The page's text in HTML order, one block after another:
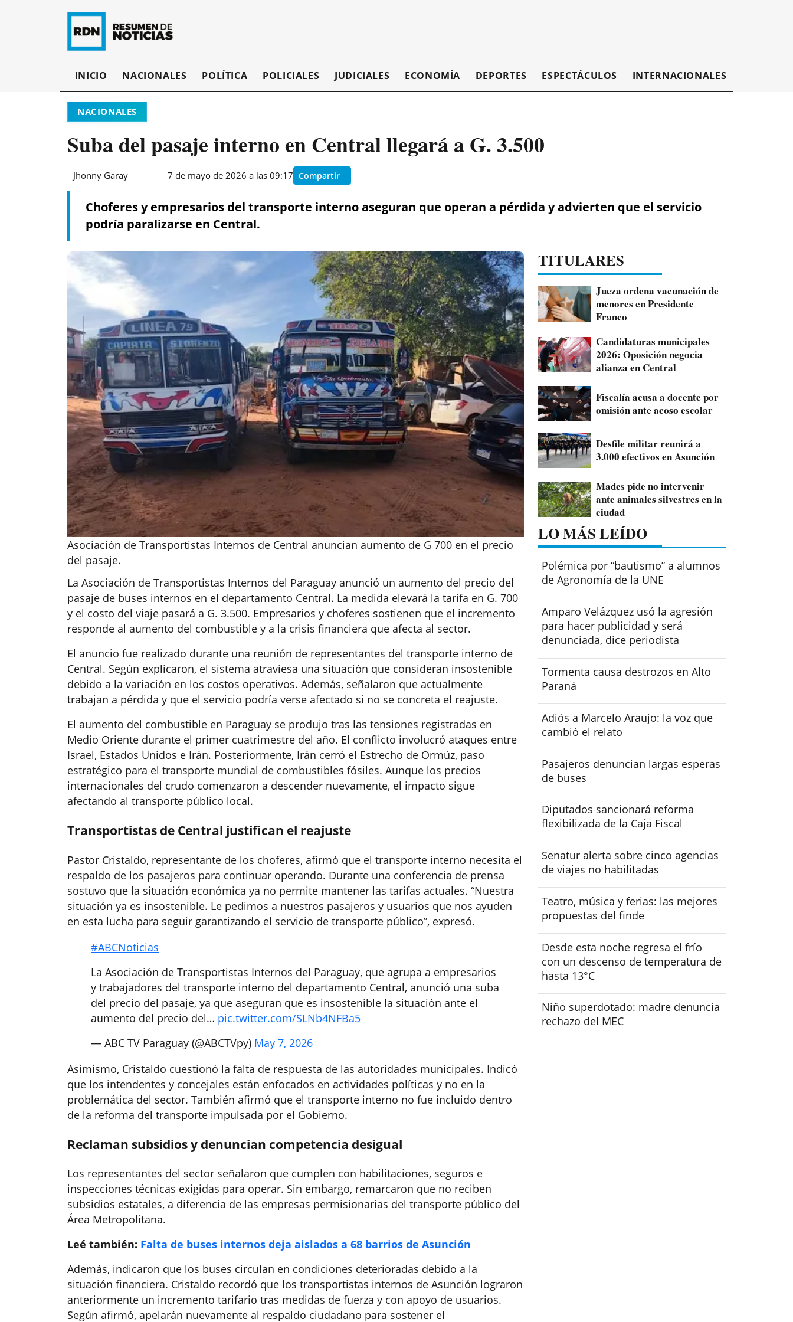
INICIO NACIONALES POLÍTICA POLICIALES JUDICIALES ECONOMÍA DEPORTES ESPECTÁCULOS INTERNACIONALES
NACIONALES
Suba del pasaje interno en Central llegará a G. 3.500
Jhonny Garay 7 de mayo de 2026 a las 09:17 Compartir
Choferes y empresarios del transporte interno aseguran que operan a pérdida y advierten que el servicio
podría paralizarse en Central.
Asociación de Transportistas Internos de Central anuncian aumento de G 700 en el precio
del pasaje.
La Asociación de Transportistas Internos del Paraguay anunció un aumento del precio del
pasaje de buses internos en el departamento Central. La medida elevará la tarifa en G. 700
y el costo del viaje pasará a G. 3.500. Empresarios y choferes sostienen que el incremento
responde al aumento del combustible y a la crisis financiera que afecta al sector.
El anuncio fue realizado durante una reunión de representantes del transporte interno de
Central. Según explicaron, el sistema atraviesa una situación que consideran insostenible
debido a la variación en los costos operativos. Además, señalaron que actualmente
trabajan a pérdida y que el servicio podría verse afectado si no se concreta el reajuste.
El aumento del combustible en Paraguay se produjo tras las tensiones registradas en
Medio Oriente durante el primer cuatrimestre del año. El conflicto involucró ataques entre
Israel, Estados Unidos e Irán. Posteriormente, Irán cerró el Estrecho de Ormúz, paso
estratégico para el transporte mundial de combustibles fósiles. Aunque los precios
internacionales del crudo comenzaron a descender nuevamente, el impacto sigue
afectando al transporte público local.
Transportistas de Central justifican el reajuste
Pastor Cristaldo, representante de los choferes, afirmó que el transporte interno necesita el
respaldo de los pasajeros para continuar operando. Durante una conferencia de prensa
sostuvo que la situación económica ya no permite mantener las tarifas actuales. “Nuestra
situación ya es insostenible. Le pedimos a nuestros pasajeros y usuarios que nos ayuden
en esta lucha para seguir garantizando el servicio de transporte público”, expresó.
#ABCNoticias
La Asociación de Transportistas Internos del Paraguay, que agrupa a empresarios
y trabajadores del transporte interno del departamento Central, anunció una suba
del precio del pasaje, ya que aseguran que es insostenible la situación ante el
aumento del precio del… pic.twitter.com/SLNb4NFBa5
— ABC TV Paraguay (@ABCTVpy) May 7, 2026
Asimismo, Cristaldo cuestionó la falta de respuesta de las autoridades municipales. Indicó
que los intendentes y concejales están enfocados en actividades políticas y no en la
problemática del sector. También afirmó que el transporte interno no fue incluido dentro
de la reforma del transporte impulsada por el Gobierno.
Reclaman subsidios y denuncian competencia desigual
Los representantes del sector señalaron que cumplen con habilitaciones, seguros e
inspecciones técnicas exigidas para operar. Sin embargo, remarcaron que no reciben
subsidios estatales, a diferencia de las empresas permisionarias del transporte público del
Área Metropolitana.
Leé también: Falta de buses internos deja aislados a 68 barrios de Asunción
Además, indicaron que los buses circulan en condiciones deterioradas debido a la
situación financiera. Cristaldo recordó que los transportistas internos de Asunción lograron
anteriormente un incremento tarifario tras medidas de fuerza y con apoyo de usuarios.
Según afirmó, apelarán nuevamente al respaldo ciudadano para sostener el
TITULARES
Jueza ordena vacunación de
menores en Presidente
Franco
Candidaturas municipales
2026: Oposición negocia
alianza en Central
Fiscalía acusa a docente por
omisión ante acoso escolar
Desfile militar reunirá a
3.000 efectivos en Asunción
Mades pide no intervenir
ante animales silvestres en la
ciudad
LO MÁS LEÍDO
Polémica por “bautismo” a alumnos
de Agronomía de la UNE
Amparo Velázquez usó la agresión
para hacer publicidad y será
denunciada, dice periodista
Tormenta causa destrozos en Alto
Paraná
Adiós a Marcelo Araujo: la voz que
cambió el relato
Pasajeros denuncian largas esperas
de buses
Diputados sancionará reforma
flexibilizada de la Caja Fiscal
Senatur alerta sobre cinco agencias
de viajes no habilitadas
Teatro, música y ferias: las mejores
propuestas del finde
Desde esta noche regresa el frío
con un descenso de temperatura de
hasta 13°C
Niño superdotado: madre denuncia
rechazo del MEC